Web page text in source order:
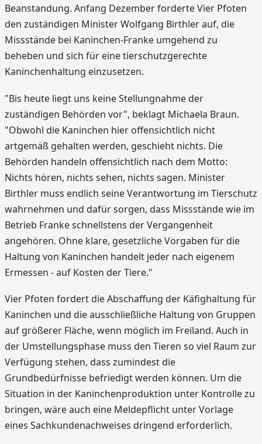
Beanstandung. Anfang Dezember forderte Vier Pfoten
den zuständigen Minister Wolfgang Birthler auf, die
Missstände bei Kaninchen-Franke umgehend zu
beheben und sich für eine tierschutzgerechte
Kaninchenhaltung einzusetzen.
"Bis heute liegt uns keine Stellungnahme der
zuständigen Behörden vor", beklagt Michaela Braun.
"Obwohl die Kaninchen hier offensichtlich nicht
artgemäß gehalten werden, geschieht nichts. Die
Behörden handeln offensichtlich nach dem Motto:
Nichts hören, nichts sehen, nichts sagen. Minister
Birthler muss endlich seine Verantwortung im Tierschutz
wahrnehmen und dafür sorgen, dass Missstände wie im
Betrieb Franke schnellstens der Vergangenheit
angehören. Ohne klare, gesetzliche Vorgaben für die
Haltung von Kaninchen handelt jeder nach eigenem
Ermessen - auf Kosten der Tiere."
Vier Pfoten fordert die Abschaffung der Käfighaltung für
Kaninchen und die ausschließliche Haltung von Gruppen
auf größerer Fläche, wenn möglich im Freiland. Auch in
der Umstellungsphase muss den Tieren so viel Raum zur
Verfügung stehen, dass zumindest die
Grundbedürfnisse befriedigt werden können. Um die
Situation in der Kaninchenproduktion unter Kontrolle zu
bringen, wäre auch eine Meldepflicht unter Vorlage
eines Sachkundenachweises dringend erforderlich.